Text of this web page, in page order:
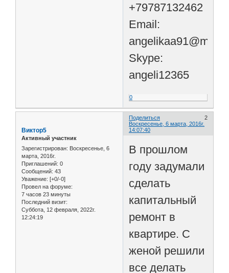
+79787132462
Email:
Skype:
angeli12365
0
Поделиться
2
Воскресенье, 6 марта, 2016г.
14:07:40
Виктор5
Активный участник
Зарегистрирован: Воскресенье, 6
марта, 2016г.
Приглашений: 0
Сообщений: 43
Уважение: [+0/-0]
Провел на форуме:
7 часов 23 минуты
Последний визит:
Суббота, 12 февраля, 2022г.
12:24:19
В прошлом
году задумали
сделать
капитальный
ремонт в
квартире. С
женой решили
все делать